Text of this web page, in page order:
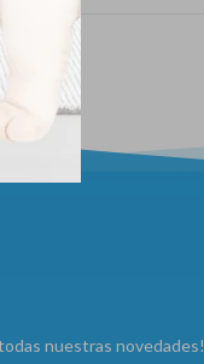
nuestras novedades!